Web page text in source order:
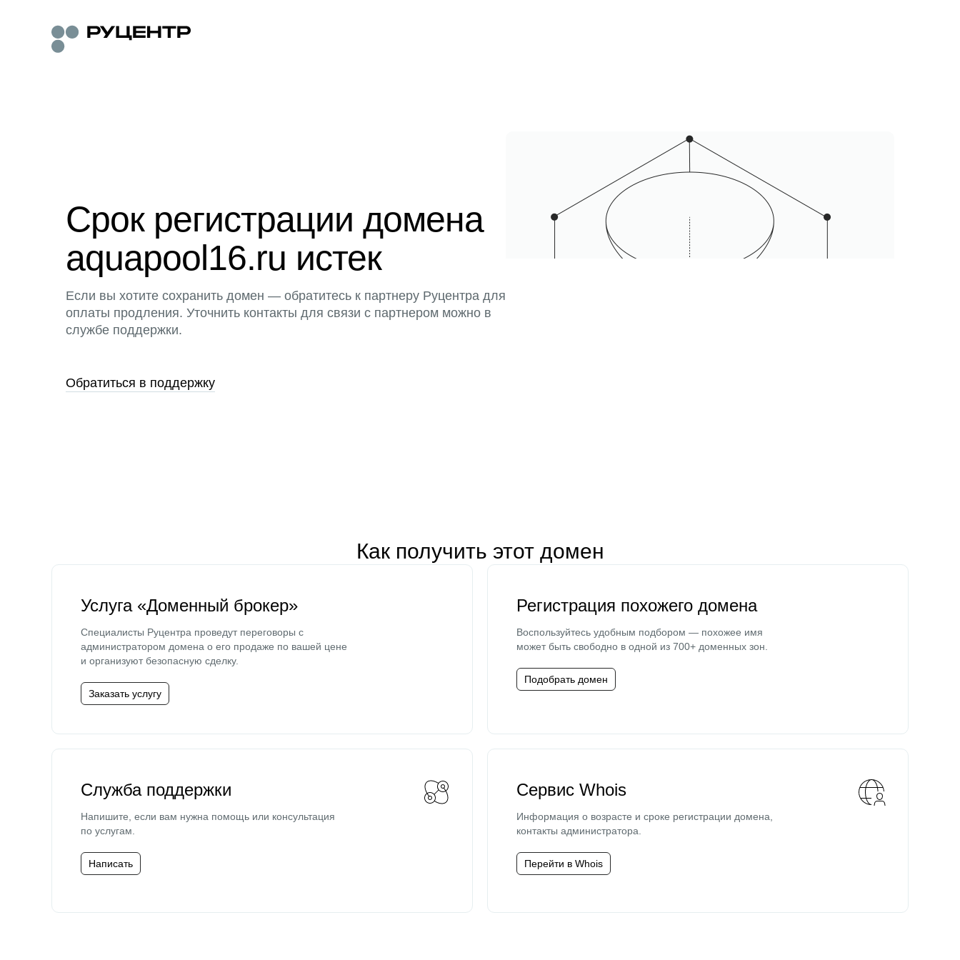
Срок регистрации домена
aquapool16.ru истек
Если вы хотите сохранить домен — обратитесь к партнеру Руцентра для
оплаты продления. Уточнить контакты для связи с партнером можно в
службе поддержки.
Обратиться в поддержку
Как получить этот домен
Услуга «Доменный брокер»
Специалисты Руцентра проведут переговоры с
администратором домена о его продаже по вашей цене
и организуют безопасную сделку.
Заказать услугу
Регистрация похожего домена
Воспользуйтесь удобным подбором — похожее имя
может быть свободно в одной из 700+ доменных зон.
Подобрать домен
Служба поддержки
Напишите, если вам нужна помощь или консультация
по услугам.
Написать
Сервис Whois
Информация о возрасте и сроке регистрации домена,
контакты администратора.
Перейти в Whois